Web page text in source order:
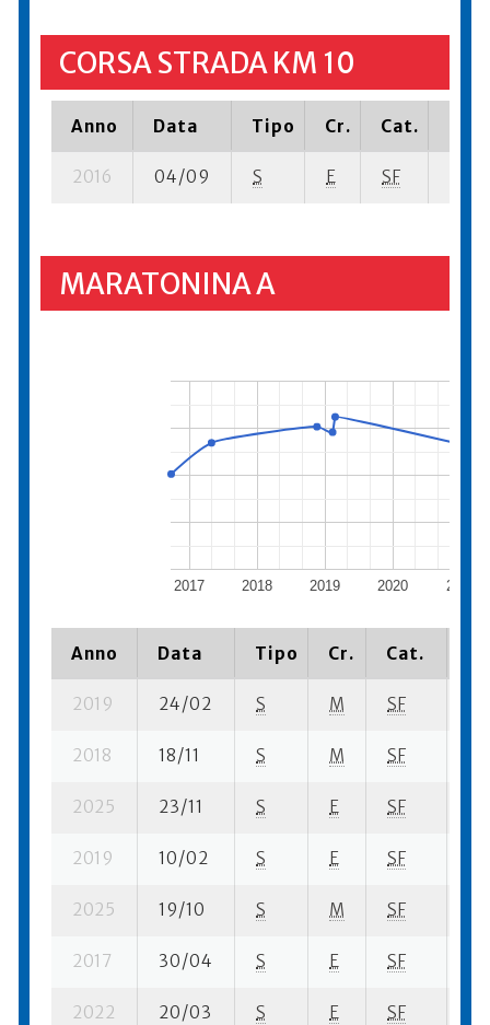
CORSA STRADA KM 10
Anno Data Tipo Cr. Cat.
2016 04/09 S E SF
MARATONINA A
2017 2018 2019 2020 2021
Anno Data Tipo Cr. Cat.
2019 24/02 S M SF
2018 18/11 S M SF
2025 23/11 S E SF
2019 10/02 S E SF
2025 19/10 S M SF
2017 30/04 S E SF
2022 20/03 S E SF